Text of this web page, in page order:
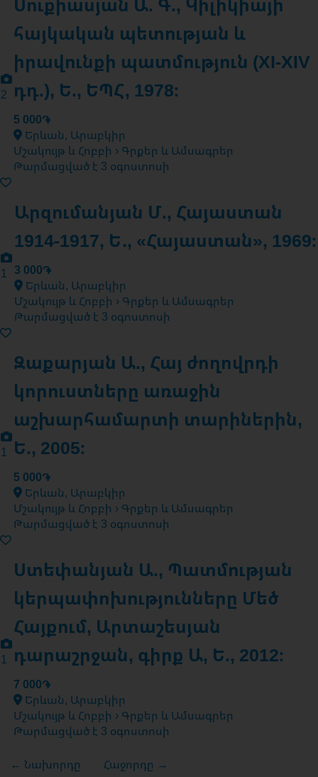
2
հայկական պետության և
իրավունքի պատմություն (XI-XIV
դդ.), Ե., ԵՊՀ, 1978։
5 000֏
Երևան, Արաբկիր
Մշակույթ և Հոբբի › Գրքեր և Ամսագրեր
Թարմացված է 3 օգոստոսի
1
Արզումանյան Մ., Հայաստան
1914-1917, Ե․, «Հայաստան», 1969։
3 000֏
Երևան, Արաբկիր
Մշակույթ և Հոբբի › Գրքեր և Ամսագրեր
Թարմացված է 3 օգոստոսի
1
Զաքարյան Ա., Հայ ժողովրդի
կորուստները առաջին
աշխարհամարտի տարիներին,
Ե., 2005։
5 000֏
Երևան, Արաբկիր
Մշակույթ և Հոբբի › Գրքեր և Ամսագրեր
Թարմացված է 3 օգոստոսի
1
Ստեփանյան Ա., Պատմության
կերպափոխությունները Մեծ
Հայքում, Արտաշեսյան
դարաշրջան, գիրք Ա, Ե., 2012։
7 000֏
Երևան, Արաբկիր
Մշակույթ և Հոբբի › Գրքեր և Ամսագրեր
Թարմացված է 3 օգոստոսի
← Նախորդը Հաջորդը →